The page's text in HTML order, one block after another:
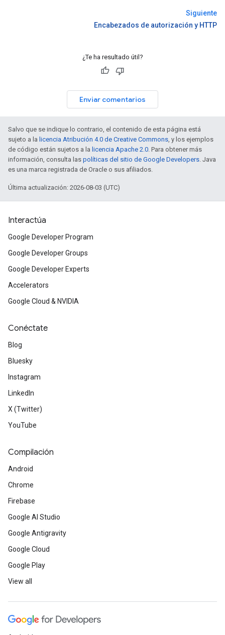
Siguiente
Encabezados de autorización y HTTP
¿Te ha resultado útil?
Enviar comentarios
Salvo que se indique lo contrario, el contenido de esta página está
sujeto a la licencia Atribución 4.0 de Creative Commons, y los ejemplos
de código están sujetos a la licencia Apache 2.0. Para obtener más
información, consulta las políticas del sitio de Google Developers. Java
es una marca registrada de Oracle o sus afiliados.
Última actualización: 2026-08-03 (UTC)
Interactúa
Google Developer Program
Google Developer Groups
Google Developer Experts
Accelerators
Google Cloud & NVIDIA
Conéctate
Blog
Bluesky
Instagram
LinkedIn
X (Twitter)
YouTube
Compilación
Android
Chrome
Firebase
Google AI Studio
Google Antigravity
Google Cloud
Google Play
View all